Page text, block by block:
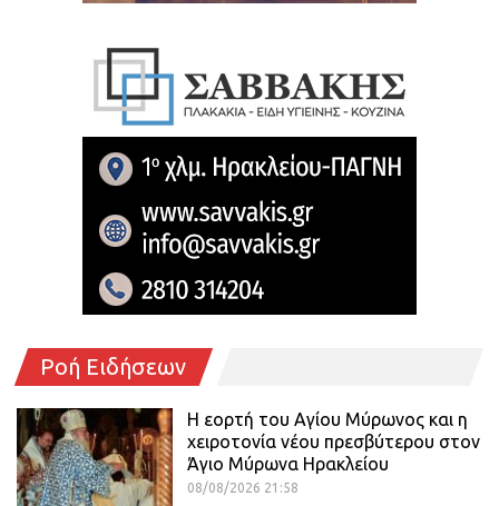
Ροή Ειδήσεων
Η εορτή του Αγίου Μύρωνος και η
χειροτονία νέου πρεσβύτερου στον
Άγιο Μύρωνα Ηρακλείου
08/08/2026 21:58